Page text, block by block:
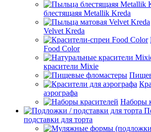
блестящаяя Metallik Kreda
Velvet Kreda
Food Color
красители Mixie
аэрографа
Наборы
подставки для торта